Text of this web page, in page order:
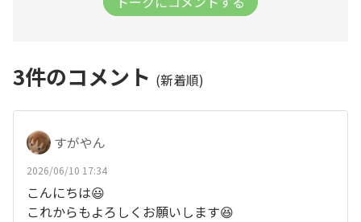
3件のコメント (新着順)
すがやん
2026/06/10 17:34
こんにちは😃
これからもよろしくお願いします😆